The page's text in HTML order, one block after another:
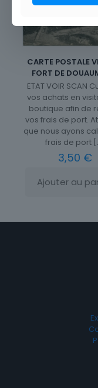
CARTE POSTALE
FORT DE
ETAT VOIR SCAN
vos achats en
boutique afin de
vos frais de port.
que nous ayons
frais de port
3,50 €
Ajouter au